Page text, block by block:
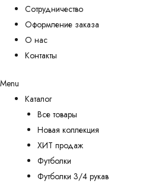
Сотрудничество
Оформление заказа
О нас
Контакты
Menu
Каталог
Все товары
Новая коллекция
ХИТ продаж
Футболки
Футболки 3/4 рукав